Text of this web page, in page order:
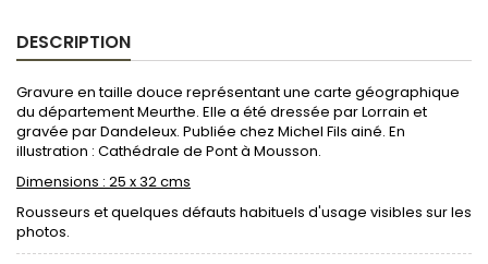
DESCRIPTION
Gravure en taille douce représentant une carte géographique
du département Meurthe. Elle a été dressée par Lorrain et
gravée par Dandeleux. Publiée chez Michel Fils ainé. En
illustration : Cathédrale de Pont à Mousson.
Dimensions : 25 x 32 cms
Rousseurs et quelques défauts habituels d'usage visibles sur les
photos.